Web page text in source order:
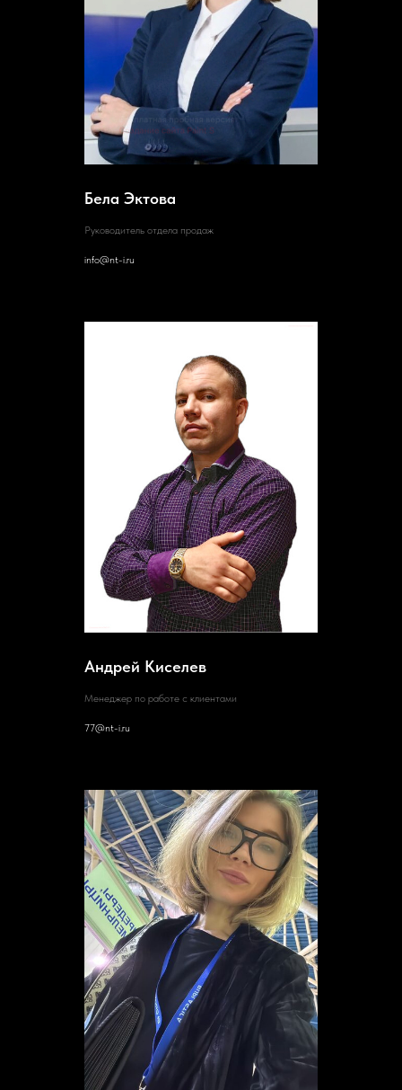
Бела Эктова
Руководитель отдела продаж
info@nt-i.ru
Андрей Киселев
Менеджер по работе с клиентами
77@nt-i.ru